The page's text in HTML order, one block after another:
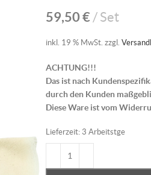
59,50€ Set
inkl. 19 % MwSt. zzgl.
ACHTUNG!!!
Das ist nach
durch den Kunden
Diese Ware ist vom
Lieferzeit: 3 Arbeitstge